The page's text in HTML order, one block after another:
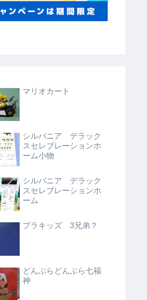
マリオカート
シルバニア デラック
スセレブレーションホ
ーム小物
シルバニア デラック
スセレブレーションホ
ーム
プラキッズ 3兄弟？
どんぶらどんぶら七福
神